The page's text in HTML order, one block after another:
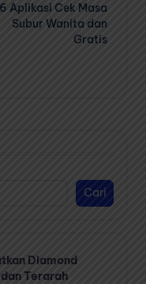
6 Aplikasi Cek Masa
Subur Wanita dan
Gratis
Cari
Diamond
Terarah